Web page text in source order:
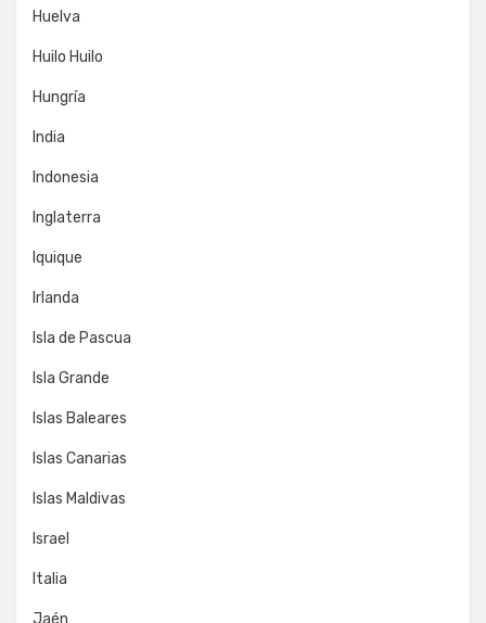
Huelva
Huilo Huilo
Hungría
India
Indonesia
Inglaterra
Iquique
Irlanda
Isla de Pascua
Isla Grande
Islas Baleares
Islas Canarias
Islas Maldivas
Israel
Italia